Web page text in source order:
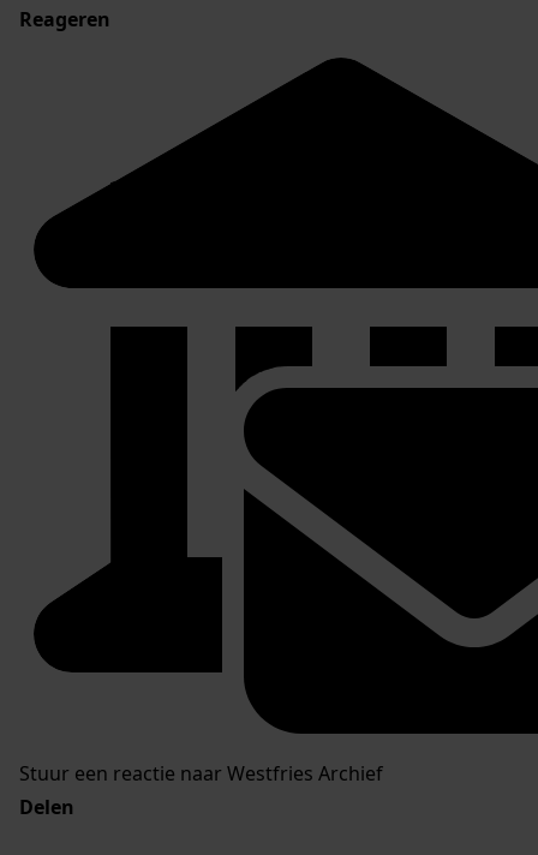
Reageren
Stuur een reactie naar Westfries Archief
Delen